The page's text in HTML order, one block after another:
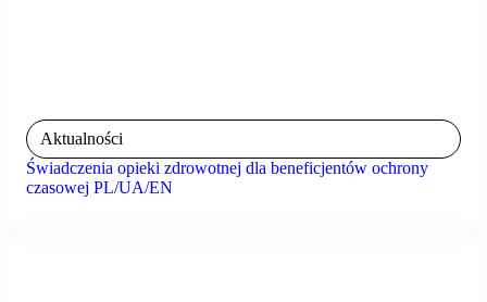
Aktualności
Świadczenia opieki zdrowotnej dla beneficjentów ochrony
czasowej PL/UA/EN